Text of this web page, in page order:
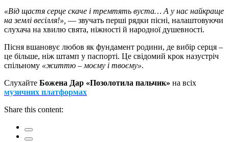
«Від щастя серце скаче і тремтять вуста… А у нас найкраще
на землі весілля!», — звучать перші рядки пісні, налаштовуючи
слухача на хвилю свята, ніжності й народної душевності.
Пісня вшановує любов як фундамент родини, де вибір серця –
це більше, ніж штамп у паспорті. Це свідомий крок назустріч
спільному «життю – моєму і твоєму».
Слухайте Божена Дар «Позолотила пальчик» на всіх
музичних платформах
Share this content: